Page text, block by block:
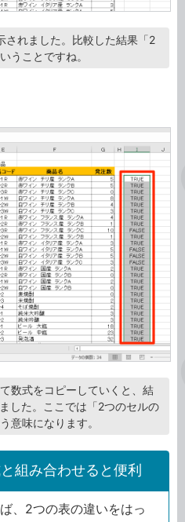
されました。比較した結果「2
うことですね。
数式をコピーしていくと、結
した。ここでは「2つのセルの
意味になります。
組み合わせると便利
、2つの表の違いをはっ